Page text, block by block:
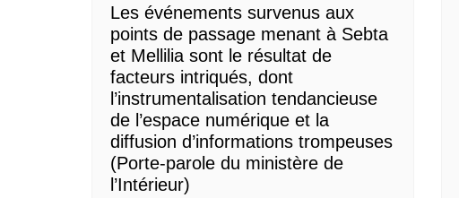
Les événements survenus aux
points de passage menant à Sebta
et Mellilia sont le résultat de
facteurs intriqués, dont
l’instrumentalisation tendancieuse
de l’espace numérique et la
diffusion d’informations trompeuses
(Porte-parole du ministère de
l’Intérieur)